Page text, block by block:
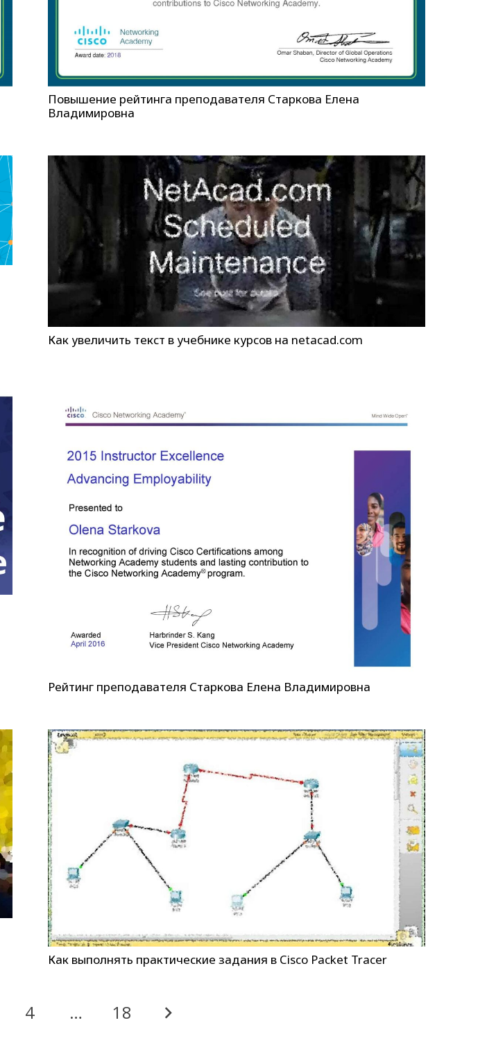
Повышение рейтинга преподавателя Старкова Елена
Владимировна
Как увеличить текст в учебнике курсов на netacad.com
Рейтинг преподавателя Старкова Елена Владимировна
Как выполнять практические задания в Cisco Packet Tracer
4 … 18